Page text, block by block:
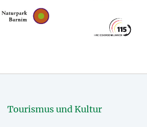
Tourismus und Kultur